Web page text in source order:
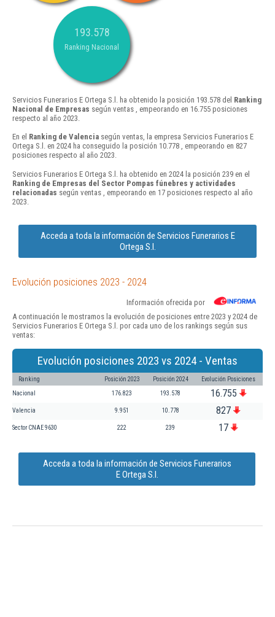
193.578
Ranking Nacional
Servicios Funerarios E Ortega S.l. ha obtenido la posición 193.578 del Ranking
Nacional de Empresas según ventas , empeorando en 16.755 posiciones
respecto al año 2023.
En el Ranking de Valencia según ventas, la empresa Servicios Funerarios E
Ortega S.l. en 2024 ha conseguido la posición 10.778 , empeorando en 827
posiciones respecto al año 2023.
Servicios Funerarios E Ortega S.l. ha obtenido en 2024 la posición 239 en el
Ranking de Empresas del Sector Pompas fúnebres y actividades
relacionadas según ventas , empeorando en 17 posiciones respecto al año
2023.
Acceda a toda la información de Servicios Funerarios E
Ortega S.l.
Evolución posiciones 2023 - 2024
Información ofrecida por
A continuación le mostramos la evolución de posiciones entre 2023 y 2024 de
Servicios Funerarios E Ortega S.l. por cada uno de los rankings según sus
ventas:
Evolución posiciones 2023 vs 2024 - Ventas
Ranking Posición 2023 Posición 2024 Evolución Posiciones
Nacional 176.823 193.578 16.755
Valencia 9.951 10.778 827
Sector CNAE 9630 222 239 17
Acceda a toda la información de Servicios Funerarios
E Ortega S.l.